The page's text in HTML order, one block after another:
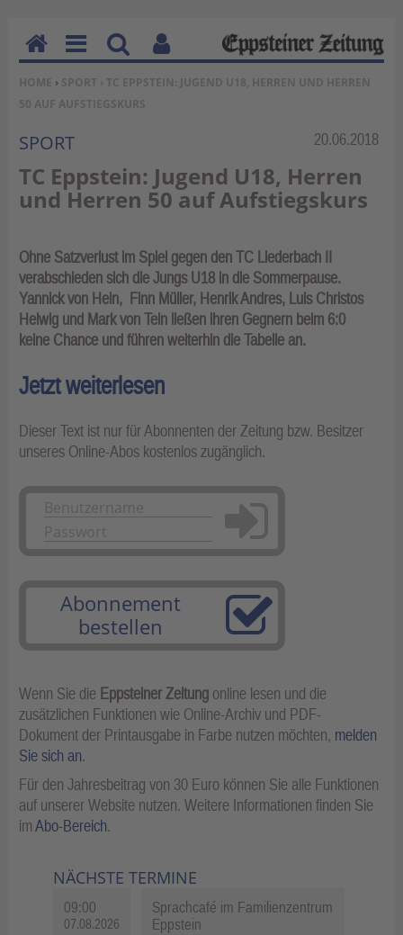
SIE BEFINDEN SICH HIER:
HOME › SPORT › TC EPPSTEIN: JUGEND U18, HERREN UND HERREN
50 AUF AUFSTIEGSKURS
Rubrik:
SPORT 20.06.2018
TC Eppstein: Jugend U18, Herren
und Herren 50 auf Aufstiegskurs
Ohne Satzverlust im Spiel gegen den TC Liederbach II
verabschieden sich die Jungs U18 in die Sommerpause.
Yannick von Hein, Finn Müller, Henrik Andres, Luis Christos
Helwig und Mark von Tein ließen ihren Gegnern beim 6:0
keine Chance und führen weiterhin die Tabelle an.
Jetzt weiterlesen
Dieser Text ist nur für Abonnenten der Zeitung bzw. Besitzer
unseres Online-Abos kostenlos zugänglich.
Anmelden
Abonnement
bestellen
Wenn Sie die Eppsteiner Zeitung online lesen und die
zusätzlichen Funktionen wie Online-Archiv und PDF-
Dokument der Printausgabe in Farbe nutzen möchten, melden
Sie sich an.
Für den Jahresbeitrag von 30 Euro können Sie alle Funktionen
auf unserer Website nutzen. Weitere Informationen finden Sie
imAbo-Bereich.
NÄCHSTE TERMINE
09:00
07.08.2026
Sprachcafé im Familienzentrum
Eppstein
H
o
m
e
M
en
u
Su
ch
en
Be
nu
kti
on